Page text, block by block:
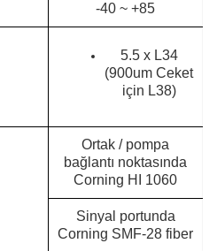
-40 ~ +85
5.5 x L34
(900um Ceket
için L38)
Ortak / pompa
bağlantı noktasında
Corning HI 1060
Sinyal portunda
Corning SMF-28 fiber